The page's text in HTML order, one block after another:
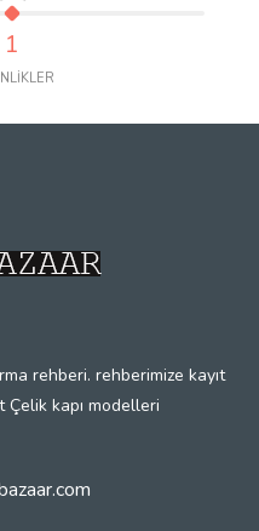
1
rehberi. rehberimize kayıt
kapı modelleri